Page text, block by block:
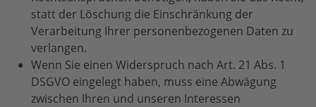
statt der Löschung die Einschränkung der
Verarbeitung Ihrer personenbezogenen Daten zu
verlangen.
Wenn Sie einen Widerspruch nach Art. 21 Abs. 1
DSGVO eingelegt haben, muss eine Abwägung
zwischen Ihren und unseren Interessen